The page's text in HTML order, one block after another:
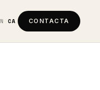
CA CONTACTA